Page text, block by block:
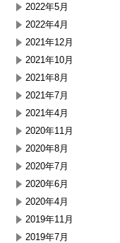
2022年5月
2022年4月
2021年12月
2021年10月
2021年8月
2021年7月
2021年4月
2020年11月
2020年8月
2020年7月
2020年6月
2020年4月
2019年11月
2019年7月